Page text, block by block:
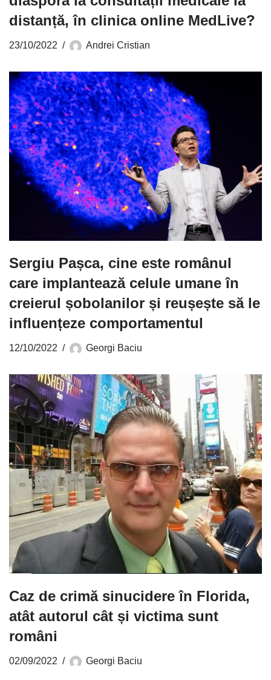
distanță, în clinica online MedLive?
23/10/2022 Andrei Cristian
Sergiu Pașca, cine este românul
care implantează celule umane în
creierul șobolanilor și reușește să le
influențeze comportamentul
12/10/2022 Georgi Baciu
Caz de crimă sinucidere în Florida,
atât autorul cât și victima sunt
români
02/09/2022 Georgi Baciu